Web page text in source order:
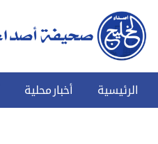
الرئيسية أخبار محلية